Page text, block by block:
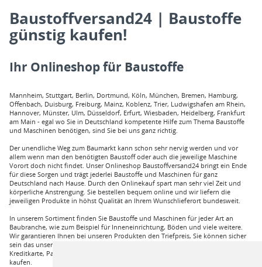
Baustoffversand24 | Baustoffe
günstig kaufen!
Ihr Onlineshop für Baustoffe
Mannheim, Stuttgart, Berlin, Dortmund, Köln, München, Bremen, Hamburg,
Offenbach, Duisburg, Freiburg, Mainz, Koblenz, Trier, Ludwigshafen am Rhein,
Hannover, Münster, Ulm, Düsseldorf, Erfurt, Wiesbaden, Heidelberg, Frankfurt
am Main - egal wo Sie in Deutschland kompetente Hilfe zum Thema Baustoffe
und Maschinen benötigen, sind Sie bei uns ganz richtig.
Der unendliche Weg zum Baumarkt kann schon sehr nervig werden und vor
allem wenn man den benötigten Baustoff oder auch die jeweilige Maschine
Vorort doch nicht findet. Unser Onlineshop Baustoffversand24 bringt ein Ende
für diese Sorgen und trägt jederlei Baustoffe und Maschinen für ganz
Deutschland nach Hause. Durch den Onlinekauf spart man sehr viel Zeit und
körperliche Anstrengung. Sie bestellen bequem online und wir liefern die
jeweiligen Produkte in höhst Qualität an Ihrem Wunschlieferort bundesweit.
In unserem Sortiment finden Sie Baustoffe und Maschinen für jeder Art an
Baubranche, wie zum Beispiel für Inneneinrichtung, Böden und viele weitere.
Wir garantieren Ihnen bei unseren Produkten den Triefpreis, Sie können sicher
sein das unsere Preisangebote die besten sind. Sie können bei uns mit
Kreditkarte, Paypal und auch mit Vorkasse bei uns auf Rechnung Baustoffe
kaufen.